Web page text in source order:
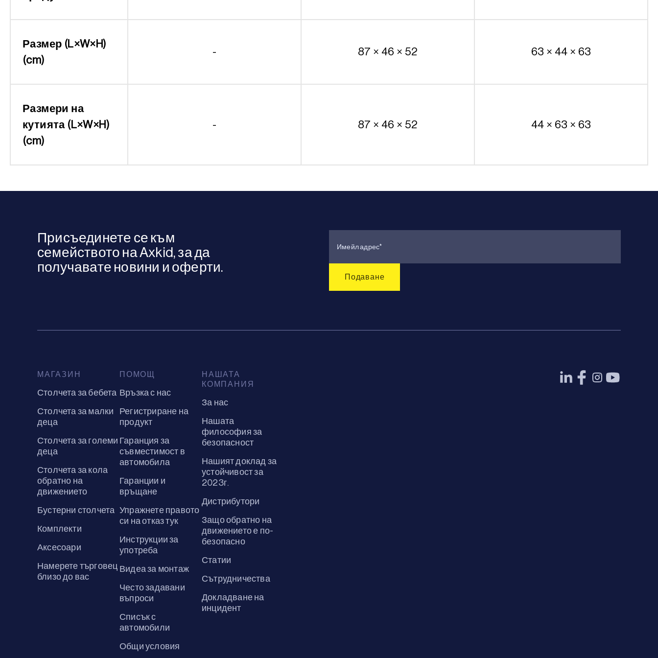
Размер (L×W×H)
(cm)
- 87 × 46 × 52 63 × 44 × 63
Размери на
кутията (L×W×H)
(cm)
- 87 × 46 × 52 44 × 63 × 63
Присъединете се към
семейството на Axkid, за да
получавате новини и оферти.
МАГАЗИН
Столчета за бебета
Столчета за малки
деца
Столчета за големи
деца
Столчета за кола
обратно на
движението
Бустерни столчета
Комплекти
Аксесоари
Намерете търговец
близо до вас
ПОМОЩ
Връзка с нас
Регистриране на
продукт
Гаранция за
съвместимост в
автомобила
Гаранции и
връщане
Упражнете правото
си на отказ тук
Инструкции за
употреба
Видеа за монтаж
Често задавани
въпроси
Списък с
автомобили
Общи условия
НАШАТА
КОМПАНИЯ
За нас
Нашата
философия за
безопасност
Нашият доклад за
устойчивост за
2023г.
Дистрибутори
Защо обратно на
движението е по-
безопасно
Статии
Сътрудничества
Докладване на
инцидент